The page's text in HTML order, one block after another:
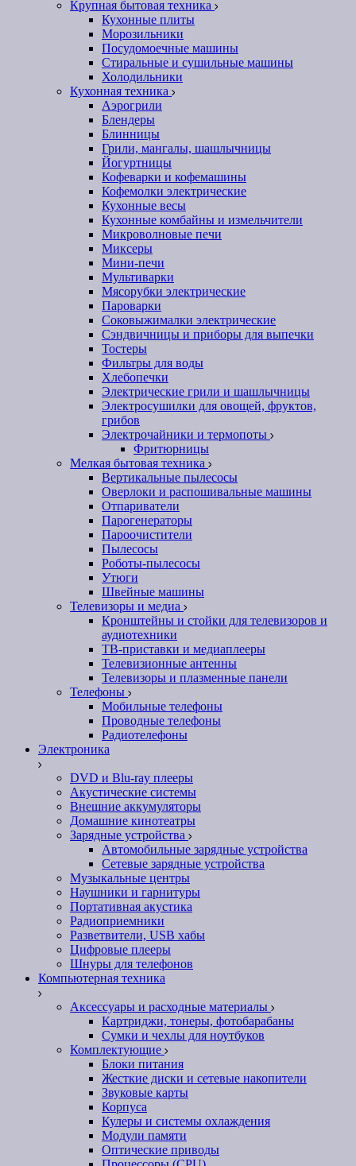
Крупная бытовая техника
Кухонные плиты
Морозильники
Посудомоечные машины
Стиральные и сушильные машины
Холодильники
Кухонная техника
Аэрогрили
Блендеры
Блинницы
Грили, мангалы, шашлычницы
Йогуртницы
Кофеварки и кофемашины
Кофемолки электрические
Кухонные весы
Кухонные комбайны и измельчители
Микроволновые печи
Миксеры
Мини-печи
Мультиварки
Мясорубки электрические
Пароварки
Соковыжималки электрические
Сэндвичницы и приборы для выпечки
Тостеры
Фильтры для воды
Хлебопечки
Электрические грили и шашлычницы
Электросушилки для овощей, фруктов,
грибов
Электрочайники и термопоты
Фритюрницы
Мелкая бытовая техника
Вертикальные пылесосы
Оверлоки и распошивальные машины
Отпариватели
Парогенераторы
Пароочистители
Пылесосы
Роботы-пылесосы
Утюги
Швейные машины
Телевизоры и медиа
Кронштейны и стойки для телевизоров и
аудиотехники
ТВ-приставки и медиаплееры
Телевизионные антенны
Телевизоры и плазменные панели
Телефоны
Мобильные телефоны
Проводные телефоны
Радиотелефоны
Электроника
DVD и Blu-ray плееры
Акустические системы
Внешние аккумуляторы
Домашние кинотеатры
Зарядные устройства
Автомобильные зарядные устройства
Сетевые зарядные устройства
Музыкальные центры
Наушники и гарнитуры
Портативная акустика
Радиоприемники
Разветвители, USB хабы
Цифровые плееры
Шнуры для телефонов
Компьютерная техника
Аксессуары и расходные материалы
Картриджи, тонеры, фотобарабаны
Сумки и чехлы для ноутбуков
Комплектующие
Блоки питания
Жесткие диски и сетевые накопители
Звуковые карты
Корпуса
Кулеры и системы охлаждения
Модули памяти
Оптические приводы